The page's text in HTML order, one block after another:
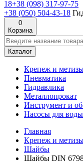
18+38 (098) 317-97-75
+38 (050) 504-43-18
0
Корзина
Каталог
Крепеж и
Пневматика
Гидравлика
Металлопрокат
Инструмент и
Насосы для воды
Главная
Крепеж и
Шайбы
Шайбы DIN